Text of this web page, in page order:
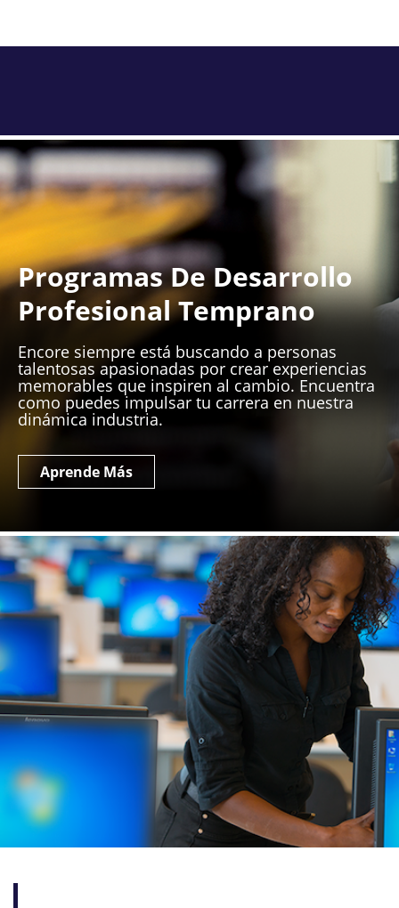
Programas De Desarrollo
Profesional Temprano
Encore siempre está buscando a personas
talentosas apasionadas por crear experiencias
memorables que inspiren al cambio. Encuentra
como puedes impulsar tu carrera en nuestra
dinámica industria.
Aprende Más